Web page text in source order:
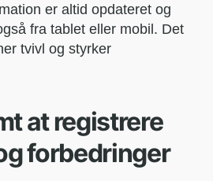
er altid opdateret og
fra tablet eller mobil. Det
tvivl og styrker
at registrere
forbedringer